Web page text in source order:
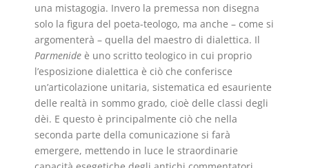
una mistagogia. Invero la premessa non disegna
solo la figura del poeta-teologo, ma anche – come si
argomenterà – quella del maestro di dialettica. Il
Parmenide è uno scritto teologico in cui proprio
l’esposizione dialettica è ciò che conferisce
un’articolazione unitaria, sistematica ed esauriente
delle realtà in sommo grado, cioè delle classi degli
dèi. E questo è principalmente ciò che nella
seconda parte della comunicazione si farà
emergere, mettendo in luce le straordinarie